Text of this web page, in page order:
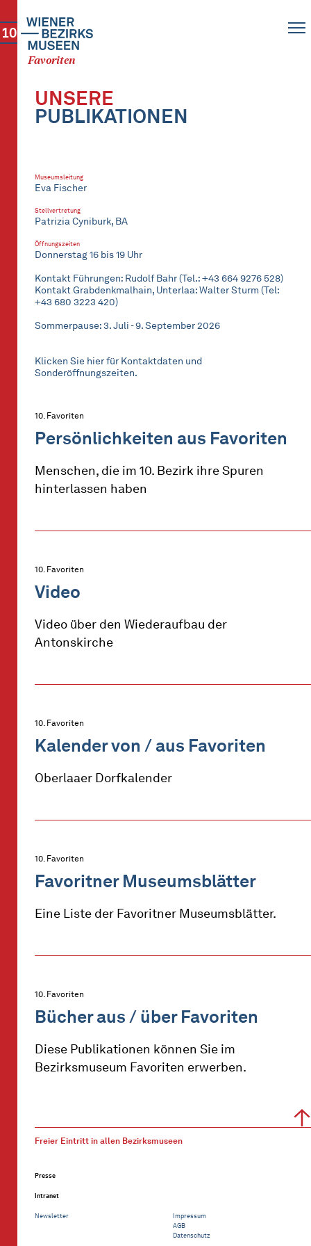
Favoriten
10
UNSERE
PUBLIKATIONEN
Museumsleitung
Eva Fischer
Stellvertretung
Patrizia Cyniburk, BA
Öffnungszeiten
Donnerstag 16 bis 19 Uhr
Kontakt Führungen: Rudolf Bahr (Tel.: +43 664 9276 528)
Kontakt Grabdenkmalhain, Unterlaa: Walter Sturm (Tel:
+43 680 3223 420)
Sommerpause: 3. Juli - 9. September 2026
Klicken Sie hier für Kontaktdaten und
Sonderöffnungszeiten.
10. Favoriten
Persönlichkeiten aus Favoriten
Menschen, die im 10. Bezirk ihre Spuren
hinterlassen haben
10. Favoriten
Video
Video über den Wiederaufbau der
Antonskirche
10. Favoriten
Kalender von / aus Favoriten
Oberlaaer Dorfkalender
10. Favoriten
Favoritner Museumsblätter
Eine Liste der Favoritner Museumsblätter.
10. Favoriten
Bücher aus / über Favoriten
Diese Publikationen können Sie im
Bezirksmuseum Favoriten erwerben.
Freier Eintritt in allen Bezirksmuseen
Presse
Intranet
Newsletter
Impressum
AGB
Datenschutz